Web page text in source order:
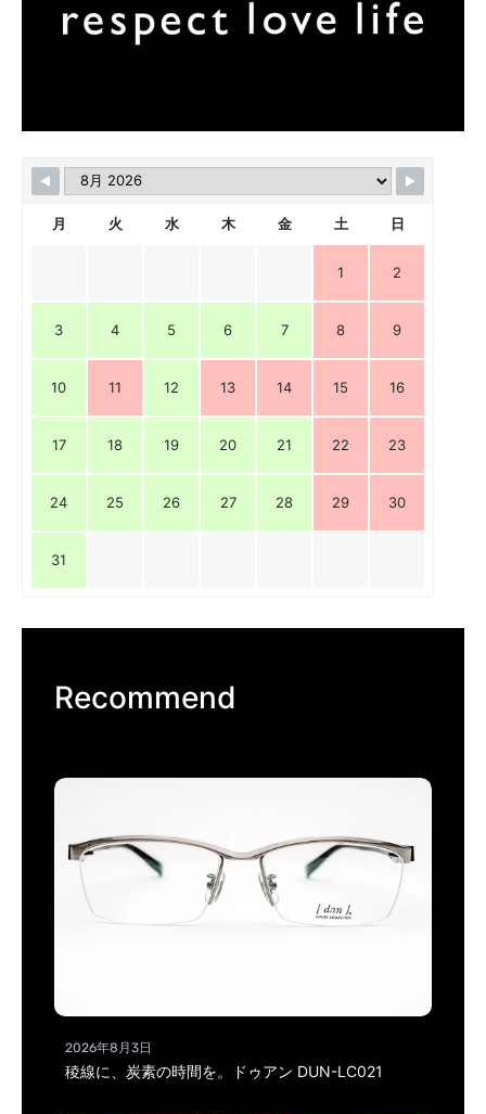
月 火 水 木 金 土 日
1 2
3 4 5 6 7 8 9
10 11 12 13 14 15 16
17 18 19 20 21 22 23
24 25 26 27 28 29 30
31
Recommend
2026年8月3日
稜線に、炭素の時間を。ドゥアン DUN-LC021